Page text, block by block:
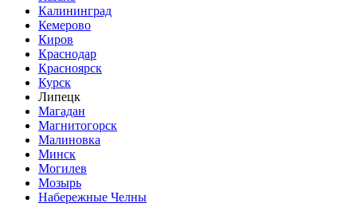
Калининград
Кемерово
Киров
Краснодар
Красноярск
Курск
Липецк
Магадан
Магнитогорск
Малиновка
Минск
Могилев
Мозырь
Набережные Челны